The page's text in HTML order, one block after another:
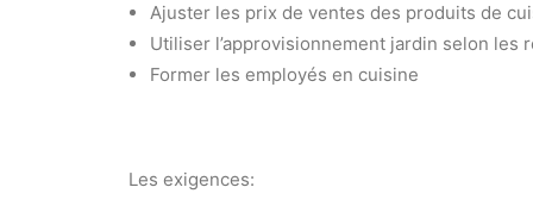
Ajuster les prix de ventes des produits de
Utiliser l’approvisionnement jardin selon les
Former les employés en cuisine
Les exigences: